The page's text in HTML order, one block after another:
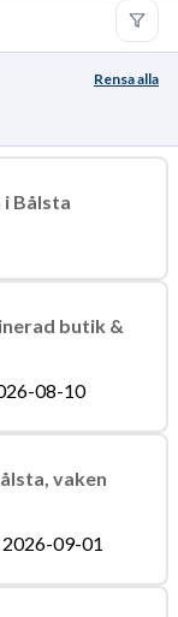
Rensa alla
i Bålsta
butik &
08-10
vaken
2026-09-01